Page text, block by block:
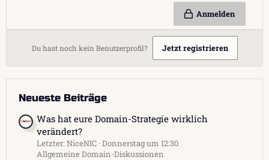
Anmelden
Du hast noch kein Benutzerprofil? Jetzt registrieren
Neueste Beiträge
Was hat eure Domain-Strategie wirklich
verändert?
Letzter: NiceNIC Donnerstag um 12:30
Allgemeine Domain-Diskussionen